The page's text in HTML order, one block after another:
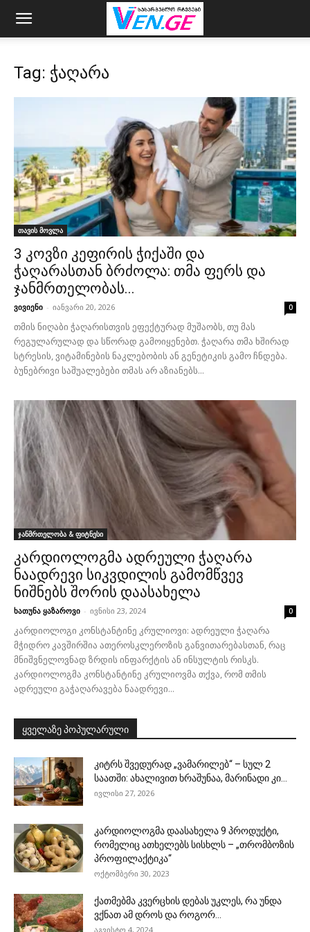
Tag: ჭაღარა
თავის მოვლა
3 კოვზი კეფირის ჭიქაში და
ჭაღარასთან ბრძოლა: თმა ფერს და
ჯანმრთელობას...
ვივიენი - იანვარი 20, 2026 0
თმის ნიღაბი ჭაღარისთვის ეფექტურად მუშაობს, თუ მას
რეგულარულად და სწორად გამოიყენებთ. ჭაღარა თმა ხშირად
სტრესის, ვიტამინების ნაკლებობის ან გენეტიკის გამო ჩნდება.
ბუნებრივი საშუალებები თმას არ აზიანებს...
ჯანმრთელობა & ფიტნესი
კარდიოლოგმა ადრეული ჭაღარა
ნაადრევი სიკვდილის გამომწვევ
ნიშნებს შორის დაასახელა
ხათუნა ყაზაროვი - ივნისი 23, 2024 0
კარდიოლოგი კონსტანტინე კრულიოვი: ადრეული ჭაღარა
მჭიდრო კავშირშია ათეროსკლეროზის განვითარებასთან, რაც
მნიშვნელოვნად ზრდის ინფარქტის ან ინსულტის რისკს.
კარდიოლოგმა კონსტანტინე კრულიოვმა თქვა, რომ თმის
ადრეული გაჭაღარავება ნაადრევი...
ყველაზე პოპულარული
კიტრს შვედურად „ვამარილებ“ – სულ 2
საათში: ახალივით ხრაშუნაა, მარინადი კი...
ივლისი 27, 2026
კარდიოლოგმა დაასახელა 9 პროდუქტი,
რომელიც ათხელებს სისხლს – „თრომბოზის
პროფილაქტიკა“
ოქტომბერი 30, 2023
ქათმებმა კვერცხის დებას უკლეს, რა უნდა
ვქნათ ამ დროს და როგორ...
აგვისტო 4, 2024